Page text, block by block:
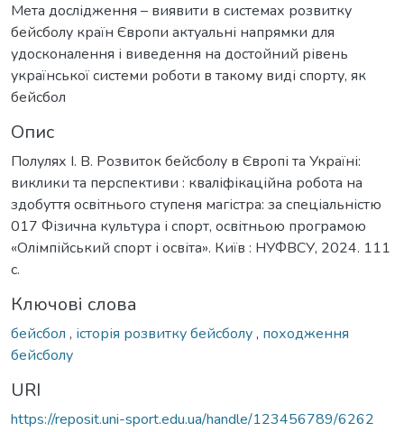
Мета дослідження – виявити в системах розвитку
бейсболу країн Європи актуальні напрямки для
удосконалення і виведення на достойний рівень
української системи роботи в такому виді спорту, як
бейсбол
Опис
Полулях І. В. Розвиток бейсболу в Європі та Україні:
виклики та перспективи : кваліфікаційна робота на
здобуття освітнього ступеня магістра: за спеціальністю
017 Фізична культура і спорт, освітньою програмою
«Олімпійський спорт і освіта». Київ : НУФВСУ, 2024. 111
с.
Ключові слова
бейсбол , історія розвитку бейсболу, походження
бейсболу
URI
https://reposit.uni-sport.edu.ua/handle/123456789/6262